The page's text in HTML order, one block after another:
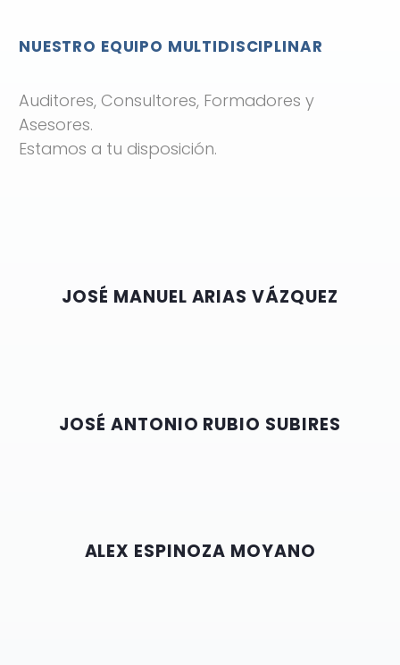
NUESTRO EQUIPO MULTIDISCIPLINAR
Auditores, Consultores, Formadores y
Asesores.
Estamos a tu disposición.
JOSÉ MANUEL ARIAS VÁZQUEZ
JOSÉ ANTONIO RUBIO SUBIRES
ALEX ESPINOZA MOYANO